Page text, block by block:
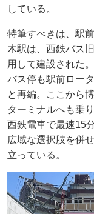
している。
特筆すべきは、駅
木駅は、西鉄バス
用して建設された
バス停も駅前ロー
と再編。ここから
ターミナルへも乗
西鉄電車で最速15
広域な選択肢を併
立っている。